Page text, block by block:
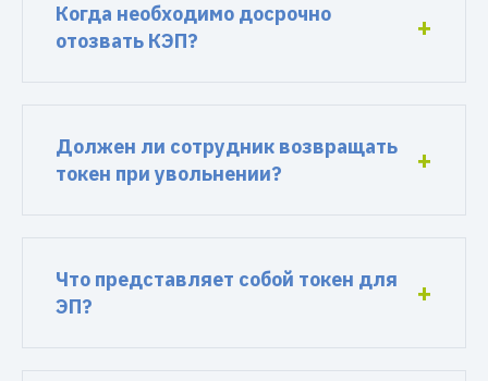
Когда необходимо досрочно
отозвать КЭП?
Должен ли сотрудник возвращать
токен при увольнении?
Что представляет собой токен для
ЭП?